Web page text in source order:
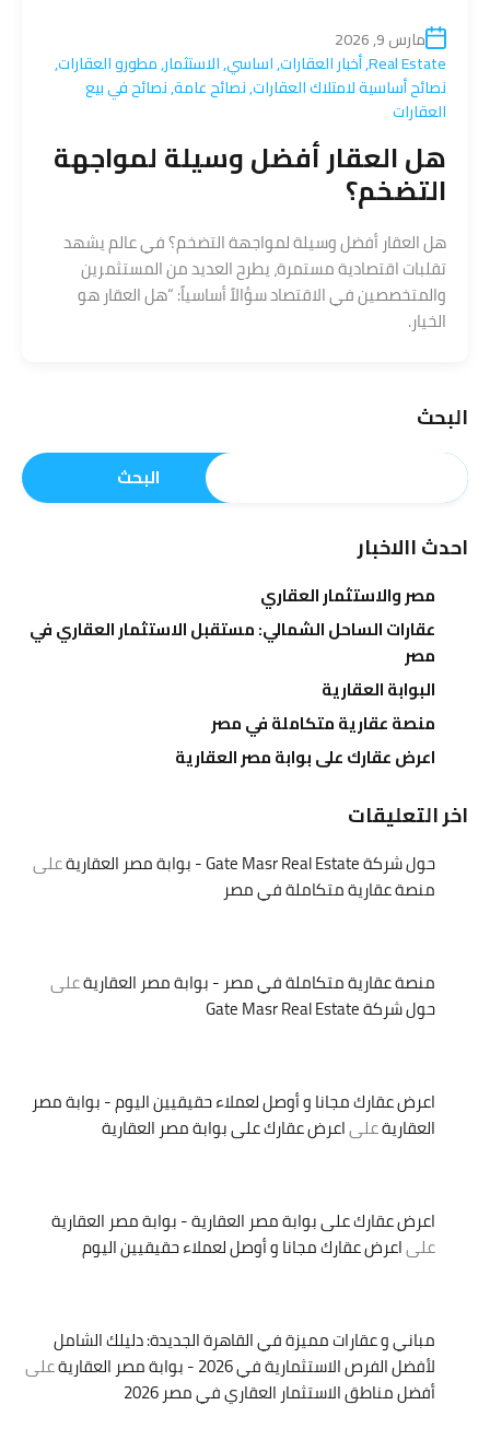
مارس 9, 2026
Real Estate
,أخبار العقارات,اساسي,الاستثمار,مطورو العقارات,
نصائح أساسية لامتلاك العقارات,نصائح عامة,نصائح في بيع
العقارات
هل العقار أفضل وسيلة لمواجهة
التضخم؟
هل العقار أفضل وسيلة لمواجهة التضخم؟ في عالم يشهد
تقلبات اقتصادية مستمرة، يطرح العديد من المستثمرين
والمتخصصين في الاقتصاد سؤالاً أساسياً: “هل العقار هو
الخيار.
البحث
البحث
احدث االاخبار
مصر والاستثمار العقاري
عقارات الساحل الشمالي: مستقبل الاستثمار العقاري في
مصر
البوابة العقارية
منصة عقارية متكاملة في مصر
اعرض عقارك على بوابة مصر العقارية
اخر التعليقات
حول شركة Gate Masr Real Estate - بوابة مصر العقارية
على
منصة عقارية متكاملة في مصر
منصة عقارية متكاملة في مصر - بوابة مصر العقاريةعلى
حول شركة Gate Masr Real Estate
اعرض عقارك مجانا و أوصل لعملاء حقيقيين اليوم - بوابة مصر
العقاريةعلىاعرض عقارك على بوابة مصر العقارية
اعرض عقارك على بوابة مصر العقارية - بوابة مصر العقارية
علىاعرض عقارك مجانا و أوصل لعملاء حقيقيين اليوم
مباني و عقارات مميزة في القاهرة الجديدة: دليلك الشامل
لأفضل الفرص الاستثمارية في 2026 - بوابة مصر العقارية
على
أفضل مناطق الاستثمار العقاري في مصر 2026